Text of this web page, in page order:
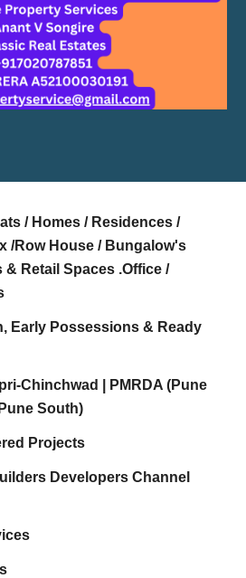
/ Homes / Residences /
/Row House / Bungalow's
Retail Spaces .Office /
Early Possessions & Ready
Chinchwad | PMRDA (Pune
South)
Projects
Developers Channel